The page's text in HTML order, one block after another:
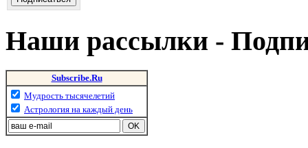
Наши рассылки -
Subscribe.Ru
Мудрость тысячелетий
Астрология на каждый день